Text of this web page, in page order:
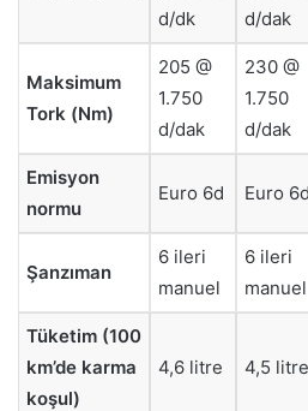
d/dk
d/dak
Maksimum
Tork (Nm)
205 @
1.750
d/dak
230 @
1.750
d/dak
Emisyon
normu
Euro 6d Euro 6d
Şanzıman
6 ileri
manuel
6 ileri
manuel
Tüketim (100
km’de karma
koşul)
4,6 litre 4,5 litre